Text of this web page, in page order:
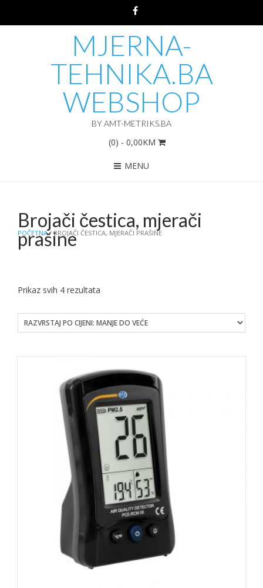
MJERNA-
TEHNIKA.BA
WEBSHOP
BY AMT-METRIKS.BA
(0) - 0,00KM
MENU
POČETNA/ BROJAČI ČESTICA, MJERAČI PRAŠINE
Brojači čestica, mjerači
prašine
Prikaz svih 4 rezultata
price:
low